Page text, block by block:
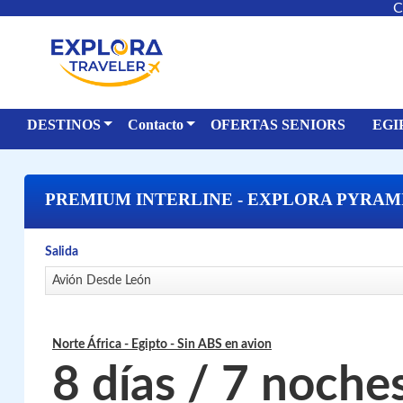
DESTINOS Contacto OFERTAS SENIORS
PREMIUM INTERLINE - EXPLORA
Salida
Avión Desde León
Norte África - Egipto - Sin ABS en avion
8 días / 7